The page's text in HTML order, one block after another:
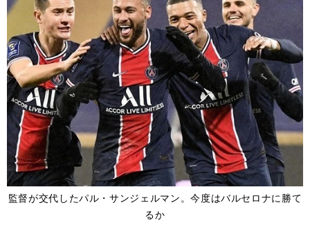
監督が交代したパル・サンジェルマン。今度はバルセロナに勝て
るか